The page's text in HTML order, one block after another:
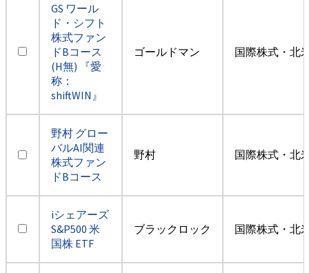
GS ワール
ド・シフト
株式ファン
ドBコース
(H無) 『愛
称：
shiftWIN』
ゴールドマン 国際株式・北
野村 グロー
バルAI関連
株式ファン
ドBコース
野村 国際株式・北
iシェアーズ
S&P500 米
国株 ETF
ブラックロック 国際株式・北